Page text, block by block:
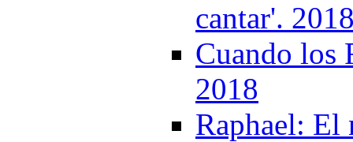
cantar'.
Cuando los
2018
Raphael: El